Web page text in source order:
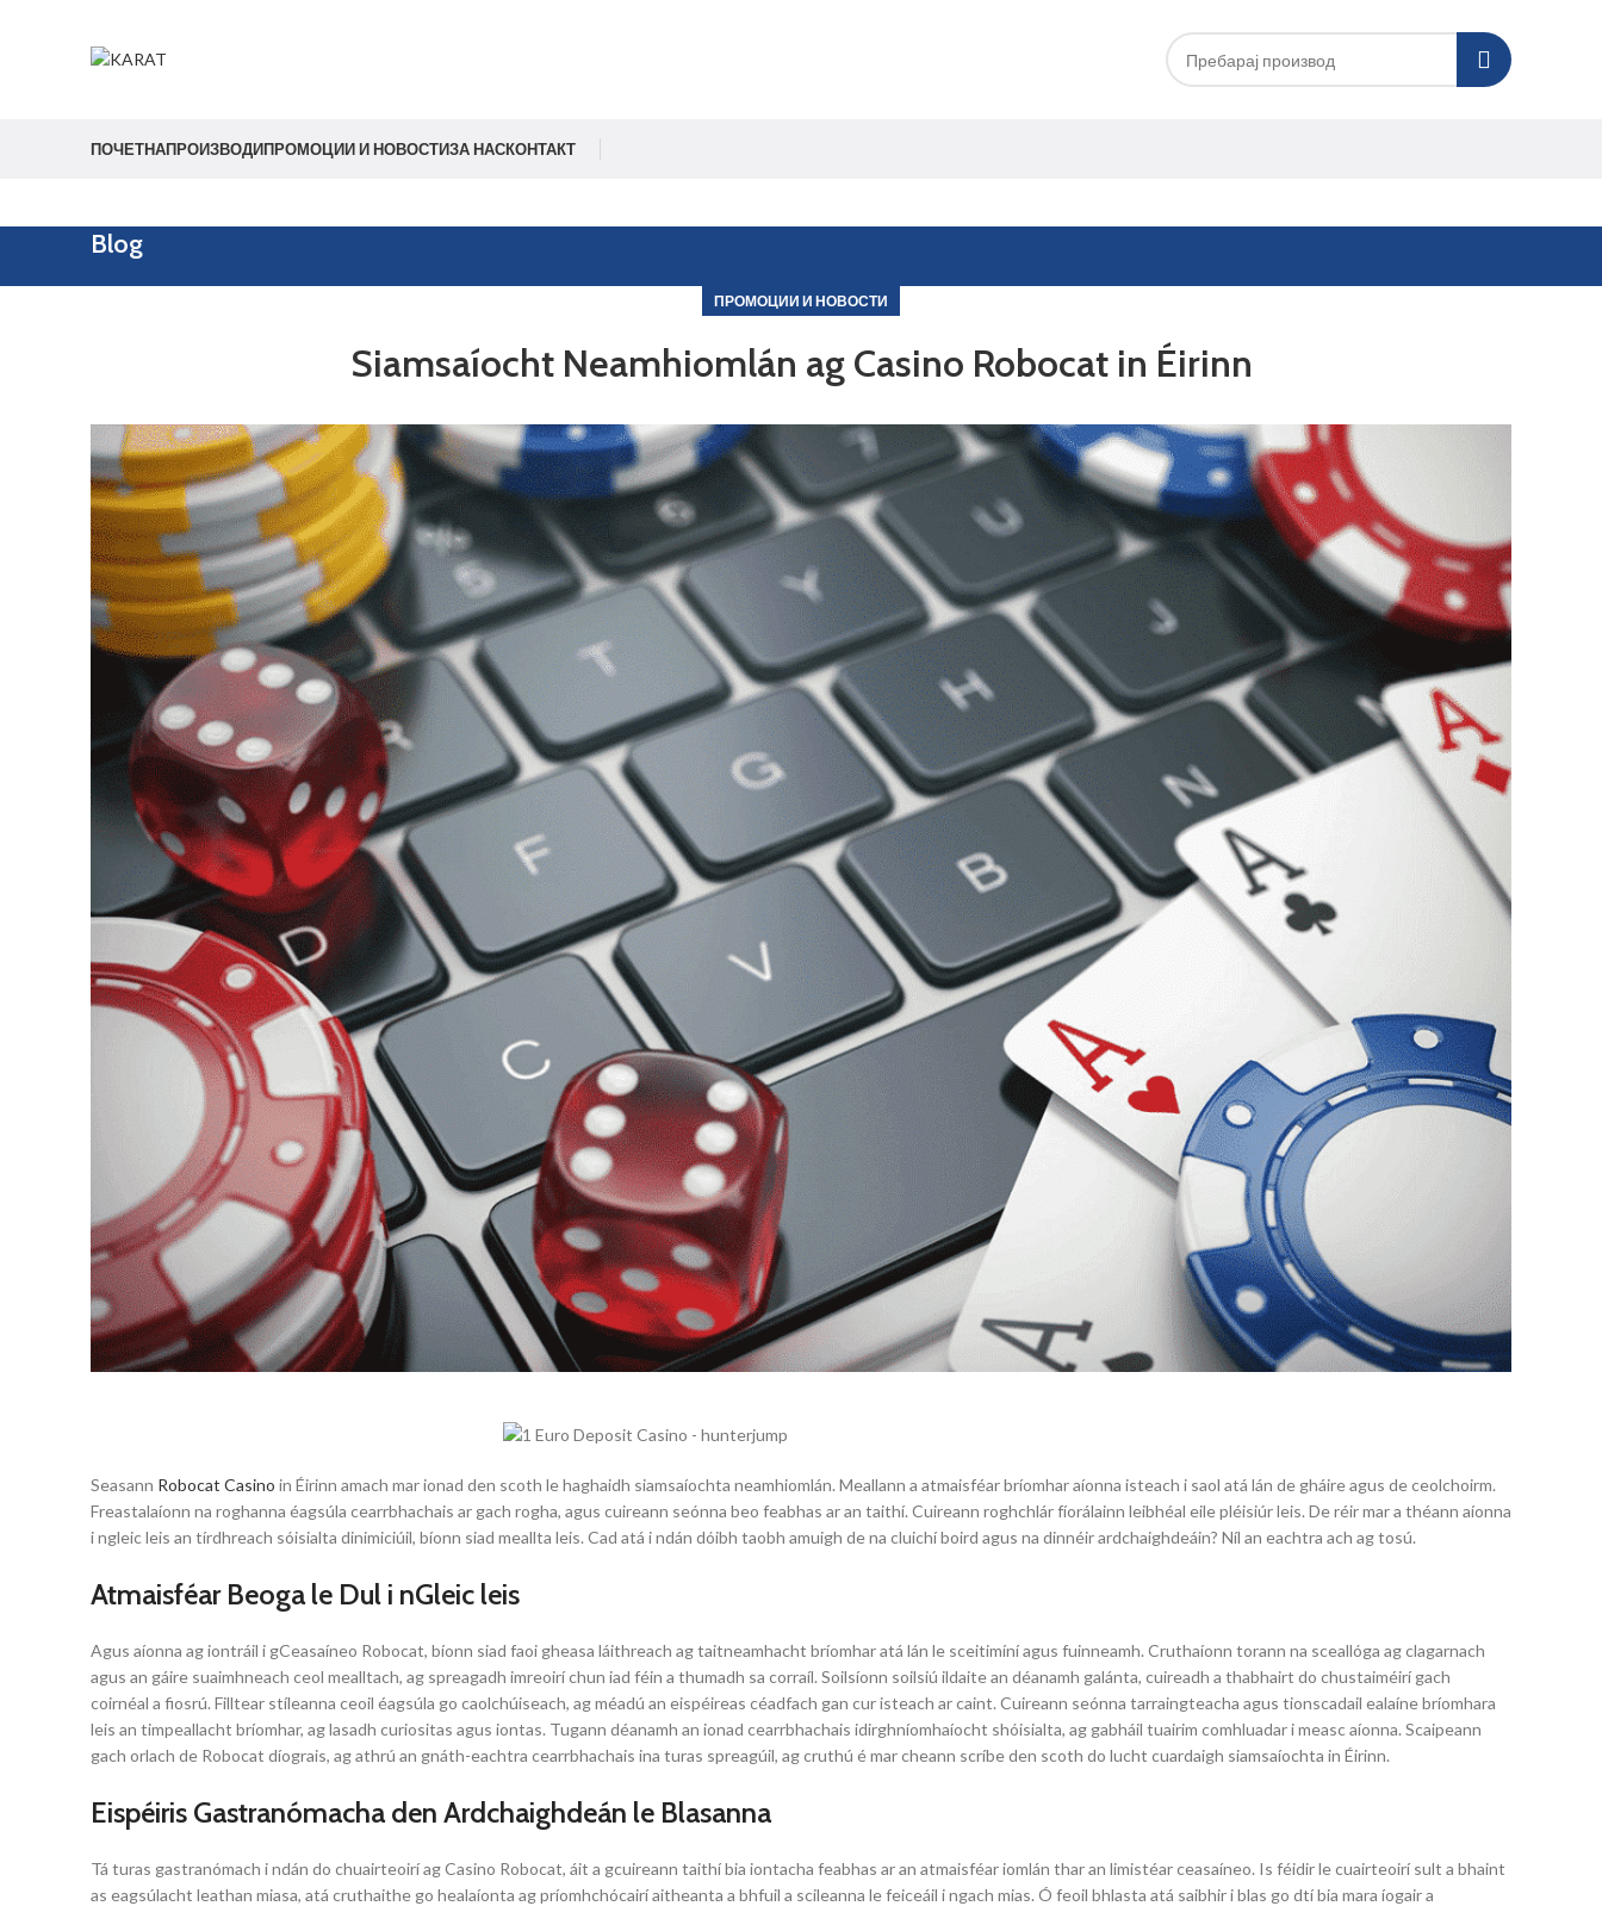
ПОЧЕТНАПРОИЗВОДИПРОМОЦИИ И НОВОСТИЗА НАСКОНТАКТ
Blog
ПРОМОЦИИ И НОВОСТИ
Siamsaíocht Neamhiomlán ag Casino Robocat in Éirinn
Seasann Robocat Casino in Éirinn amach mar ionad den scoth le haghaidh siamsaíochta neamhiomlán. Meallann a atmaisféar bríomhar aíonna isteach i saol atá lán de gháire agus de ceolchoirm.
Freastalaíonn na roghanna éagsúla cearrbhachais ar gach rogha, agus cuireann seónna beo feabhas ar an taithí. Cuireann roghchlár fíorálainn leibhéal eile pléisiúr leis. De réir mar a théann aíonna
i ngleic leis an tírdhreach sóisialta dinimiciúil, bíonn siad meallta leis. Cad atá i ndán dóibh taobh amuigh de na cluichí boird agus na dinnéir ardchaighdeáin? Níl an eachtra ach ag tosú.
Atmaisféar Beoga le Dul i nGleic leis
Agus aíonna ag iontráil i gCeasaíneo Robocat, bíonn siad faoi gheasa láithreach ag taitneamhacht bríomhar atá lán le sceitimíní agus fuinneamh. Cruthaíonn torann na sceallóga ag clagarnach
agus an gáire suaimhneach ceol mealltach, ag spreagadh imreoirí chun iad féin a thumadh sa corraíl. Soilsíonn soilsiú ildaite an déanamh galánta, cuireadh a thabhairt do chustaiméirí gach
coirnéal a fiosrú. Filltear stíleanna ceoil éagsúla go caolchúiseach, ag méadú an eispéireas céadfach gan cur isteach ar caint. Cuireann seónna tarraingteacha agus tionscadail ealaíne bríomhara
leis an timpeallacht bríomhar, ag lasadh curiositas agus iontas. Tugann déanamh an ionad cearrbhachais idirghníomhaíocht shóisialta, ag gabháil tuairim comhluadar i measc aíonna. Scaipeann
gach orlach de Robocat díograis, ag athrú an gnáth-eachtra cearrbhachais ina turas spreagúil, ag cruthú é mar cheann scríbe den scoth do lucht cuardaigh siamsaíochta in Éirinn.
Eispéiris Gastranómacha den Ardchaighdeán le Blasanna
Tá turas gastranómach i ndán do chuairteoirí ag Casino Robocat, áit a gcuireann taithí bia iontacha feabhas ar an atmaisféar iomlán thar an limistéar ceasaíneo. Is féidir le cuairteoirí sult a bhaint
as eagsúlacht leathan miasa, atá cruthaithe go healaíonta ag príomhchócairí aitheanta a bhfuil a scileanna le feiceáil i ngach mias. Ó feoil bhlasta atá saibhir i blas go dtí bia mara íogair a